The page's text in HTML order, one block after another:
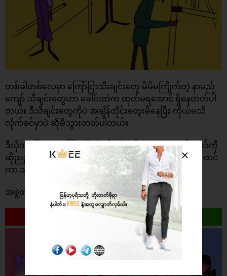
တစ်ခါတစ်လေမှာ ကြော်ငြာသီးချင်းတွေ မိမိမကြိုက်တဲ့ နာမည်
ကျော် သီချင်းတွေဟာ ခေါင်းထဲက ထုတ်မရအောင် ရှိနေတတ်ပါ
တယ်။ ဒီသီချင်းတွေကိုပဲ အချိန်တိုင်းတွေးမိနေပြီး ကိုယ်မသိ
လိုက်ခင်မှာပဲ ဆိုမိသွားတတ်ပါတယ်။
ဒီလိုအခြေအနေနဲ့ ကြုံရပြီဆိုရင် သီးချင်းရဲ့ အဆုံးသက်အပိုဒ်ကို
ဆိုညည်းလိုက်ပါ။ ဒါဆိုရင် ဦးနှောက်က သီချင်းဆုံးသွားပြီး ထင်
ကာ သီချင်းဆိုတာလည်း ရပ်သွားပါလိမ့်မယ်။
အဖွဲ့တစ်ဖွဲ့မှာ မိမိက လူသစ်ဖြစ်နေရင်